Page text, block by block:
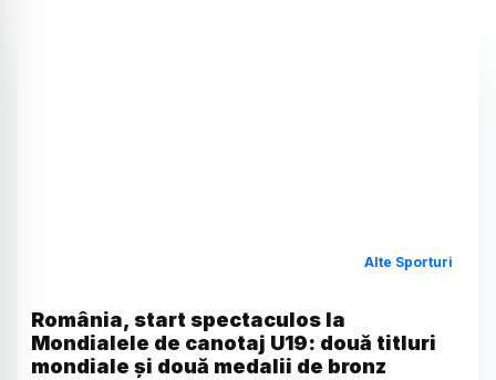
Alte Sporturi
România, start spectaculos la
Mondialele de canotaj U19: două titluri
mondiale și două medalii de bronz